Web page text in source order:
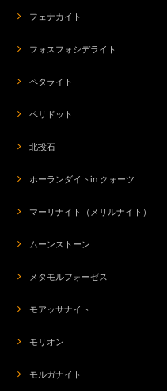
フェナカイト
フォスフォシデライト
ペタライト
ペリドット
北投石
ホーランダイトin クォーツ
マーリナイト（メリルナイト）
ムーンストーン
メタモルフォーゼス
モアッサナイト
モリオン
モルガナイト